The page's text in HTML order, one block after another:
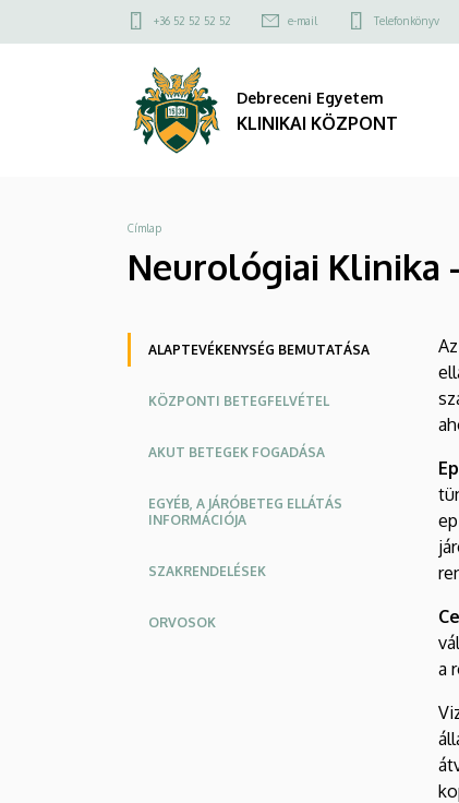
Neurológiai
Alaptevékenység
KLINIKAI
KÖZPONT
a
Felső
menü
+36 52 52 52 52 e-mail Telefonkönyv
Debreceni Egyetem
KLINIKAI KÖZPONT
Morzsa
Címlap
Neurológiai Klinika
Oldalmenü
ALAPTEVÉKENYSÉG BEMUTATÁSA
KÖZPONTI BETEGFELVÉTEL
AKUT BETEGEK FOGADÁSA
EGYÉB, A JÁRÓBETEG ELLÁTÁS
INFORMÁCIÓJA
SZAKRENDELÉSEK
ORVOSOK
Az
a